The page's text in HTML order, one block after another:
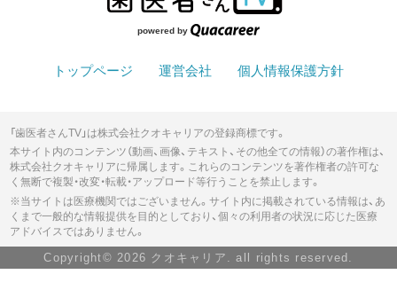
powered by
トップページ 運営会社 個人情報保護方針
「歯医者さんTV」は株式会社クオキャリアの登録商標です。
本サイト内のコンテンツ（動画、画像、テキスト、その他全ての情報）の著作権は、
株式会社クオキャリアに帰属します。これらのコンテンツを著作権者の許可な
く無断で複製・改変・転載・アップロード等行うことを禁止します。
※当サイトは医療機関ではございません。サイト内に掲載されている情報は、あ
くまで一般的な情報提供を目的としており、個々の利用者の状況に応じた医療
アドバイスではありません。
Copyright© 2026 クオキャリア. all rights reserved.